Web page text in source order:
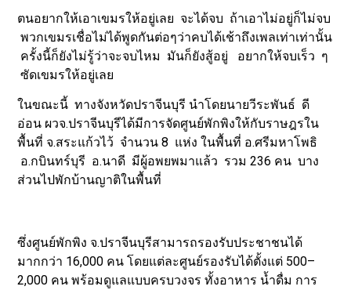
ตนอยากให้เอาเขมรให้อยู่เลย จะได้จบ ถ้าเอาไม่อยู่ก็ไม่จบ
พวกเขมรเชื่อไม่ได้พูดกันต่อๆว่าคบได้เช้าถึงเพลเท่าเท่านั้น
ครั้งนี้ก็ยังไม่รู้ว่าจะจบไหม มันก็ยังสู้อยู่ อยากให้จบเร็ว ๆ
ซัดเขมรให้อยู่เลย
ในขณะนี้ ทางจังหวัดปราจีนบุรี นำโดยนายวีระพันธ์ ดี
อ่อน ผวจ.ปราจีนบุรีได้มีการจัดศูนย์พักพิงให้กับราษฎรใน
พื้นที่ จ.สระแก้วไว้ จำนวน 8 แห่ง ในพื้นที่ อ.ศรีมหาโพธิ
อ.กบินทร์บุรี อ.นาดี มีผู้อพยพมาแล้ว รวม 236 คน บาง
ส่วนไปพักบ้านญาติในพื้นที่
ซึ่งศูนย์พักพิง จ.ปราจีนบุรีสามารถรองรับประชาชนได้
มากกว่า 16,000 คน โดยแต่ละศูนย์รองรับได้ตั้งแต่ 500–
2,000 คน พร้อมดูแลแบบครบวงจร ทั้งอาหาร น้ำดื่ม การ